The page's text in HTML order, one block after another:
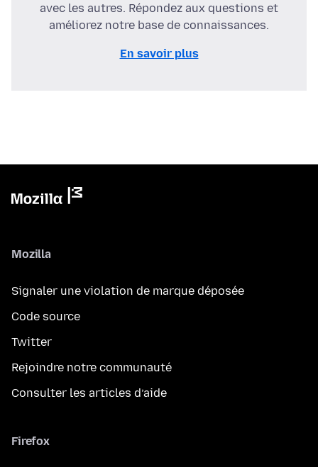
avec les autres. Répondez aux questions et
améliorez notre base de connaissances.
En savoir plus
Mozilla
Signaler une violation de marque déposée
Code source
Twitter
Rejoindre notre communauté
Consulter les articles d’aide
Firefox